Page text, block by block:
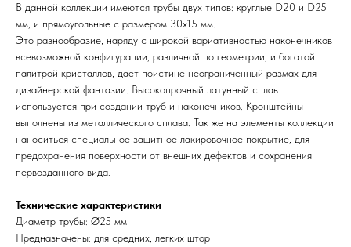
В данной коллекции имеются трубы двух типов: круглые D20 и D25
мм, и прямоугольные с размером 30х15 мм.
Это разнообразие, наряду с широкой вариативностью наконечников
всевозможной конфигурации, различной по геометрии, и богатой
палитрой кристаллов, дает поистине неограниченный размах для
дизайнерской фантазии. Высокопрочный латунный сплав
используется при создании труб и наконечников. Кронштейны
выполнены из металлического сплава. Так же на элементы коллекции
наноситься специальное защитное лакировочное покрытие, для
предохранения поверхности от внешних дефектов и сохранения
первозданного вида.
Технические характеристики
Диаметр трубы: Ø25 мм
Предназначены: для средних, легких штор